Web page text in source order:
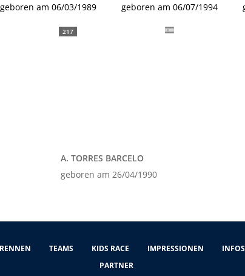
geboren am 06/03/1989
geboren am 06/07/1994
217
A. TORRES BARCELO
geboren am 26/04/1990
TEAMS KIDS RACE IMPRESSIONEN INFOS
PARTNER